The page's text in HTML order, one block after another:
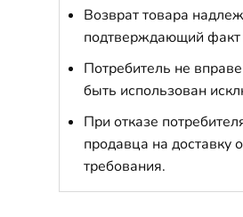
Возврат товара
подтверждающий факт
Потребитель не
быть использован
При отказе
продавца на доставку
требования.